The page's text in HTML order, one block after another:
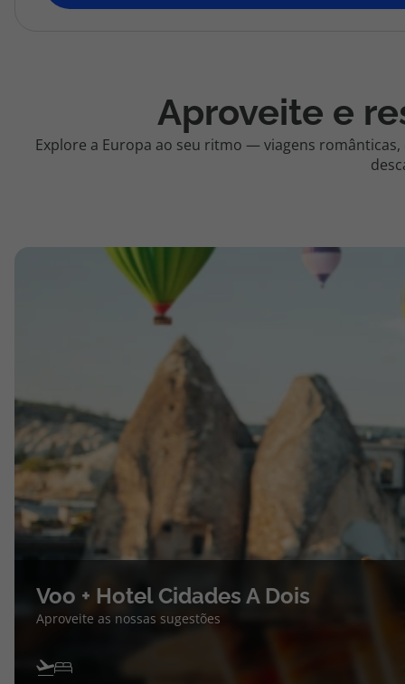
topatlantico@topatlantico.com
Aproveite e
Explore a Europa ao seu ritmo — viagens
Voo + Hotel Cidades A Dois
Aproveite as nossas sugestões